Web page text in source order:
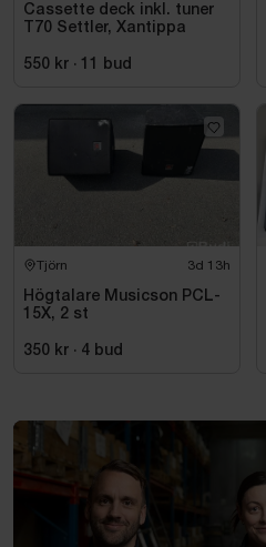
Cassette deck inkl. tuner
T70 Settler, Xantippa
550 kr · bud
Tjörn 3d 13h
Högtalare Musicson PCL-
15X, 2 st
350 kr · 4 bud